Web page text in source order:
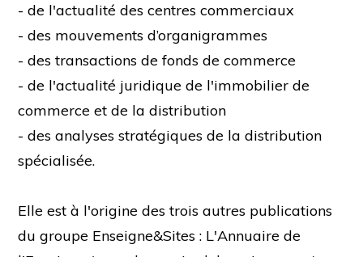
- de l'actualité des centres commerciaux
- des mouvements d’organigrammes
- des transactions de fonds de commerce
- de l'actualité juridique de l'immobilier de
commerce et de la distribution
- des analyses stratégiques de la distribution
spécialisée.
Elle est à l'origine des trois autres publications
du groupe Enseigne&Sites : L'Annuaire de